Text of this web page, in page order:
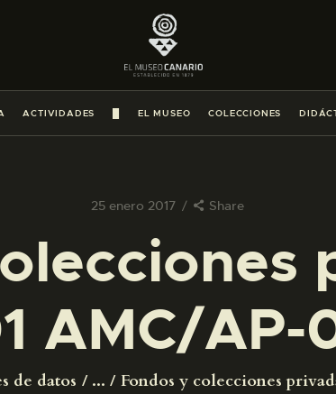
ACTIVIDADES EL MUSEO COLECCIONES
25 enero 2017 Share
AMC/AP-
de datos ... Fondos y colecciones
LA VISITA